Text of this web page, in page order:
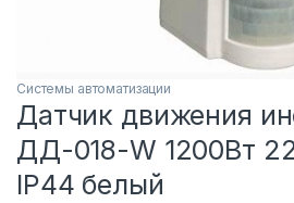
Системы автоматизации
Датчик движения
ДД-018-W 1200Вт
IP44 белый